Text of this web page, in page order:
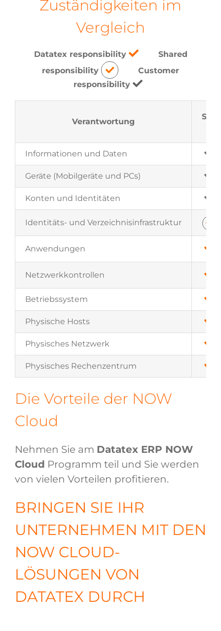
Zuständigkeiten im
Vergleich
Datatex responsibility
Shared
responsibility
Customer
responsibility
Verantwortung
SaaS
Informationen und Daten
Geräte (Mobilgeräte und PCs)
Konten und Identitäten
Identitäts- und Verzeichnisinfrastruktur
Anwendungen
Netzwerkkontrollen
Betriebssystem
Physische Hosts
Physisches Netzwerk
Physisches Rechenzentrum
Die Vorteile der NOW
Cloud
Nehmen Sie am Datatex ERP NOW
Cloud Programm teil und Sie werden
von vielen Vorteilen profitieren.
BRINGEN SIE IHR
UNTERNEHMEN MIT DEN
NOW CLOUD-
LÖSUNGEN VON
DATATEX DURCH